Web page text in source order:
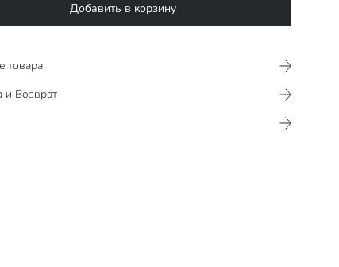
Добавить в корзину
товара
и Возврат